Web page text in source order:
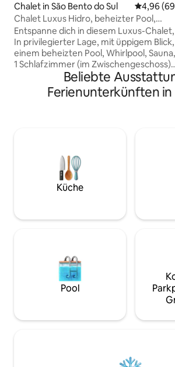
Chalet in São Bento do Sul
4,96
Chalet Luxus Hidro, beheizter Pool,
Kamin, Sauna
Entspanne dich in diesem Luxus-Chalet,
In privilegierter Lage, mit üppigem Blick,
einem beheizten Pool, Whirlpool, Sauna,
1 Schlafzimmer (im Zwischengeschoss),
1 Badezimmer, einer voll ausgestatteten
Küche, einem Wohnzimmer mit Kamin
und TV, Balkonen mit Blick auf das Tal,
km vom Stadtzentrum entfernt, in der
Nähe von Sehenswürdigkeiten wie:
Route das Cachoeiras, Morro da Igreja
und anderen Sehenswürdigkeiten.
Beliebte
Ferienunterkünften in
Küche
Pool